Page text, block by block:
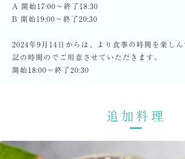
A 開始17:00〜終了18:30
B 開始19:00〜終了20:30
2024年9月14日からは、より食事の時間を楽し
記の時間のでご用意させていただきます。
開始18:00〜終了20:30
追加料理